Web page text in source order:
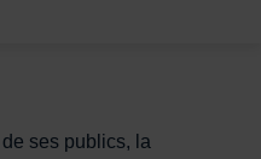
ses publics, la